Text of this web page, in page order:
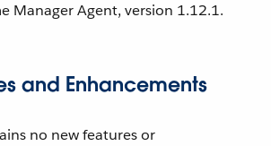
Manager Agent, version 1.12.1.
and Enhancements
no new features or